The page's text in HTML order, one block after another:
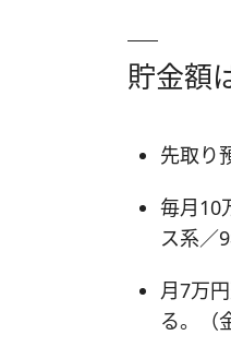
貯金額
先取り
毎月10
ス系／9
月7万
る。（